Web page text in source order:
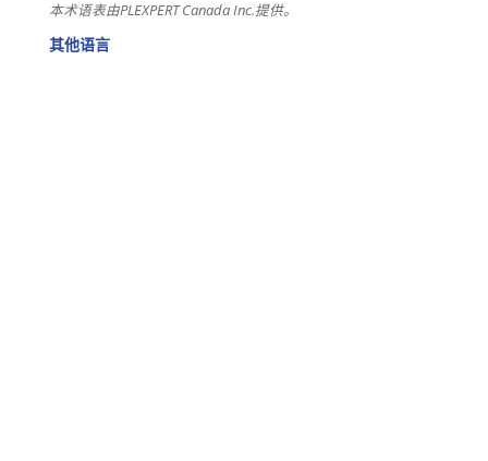
本术语表由PLEXPERT Canada Inc.提供。
其他语言